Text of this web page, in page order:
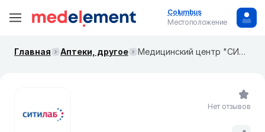
Columbus
Местоположение
Главная Аптеки, другое Медицинский центр "СИТИЛАБ" на Луночарского
Нет отзывов